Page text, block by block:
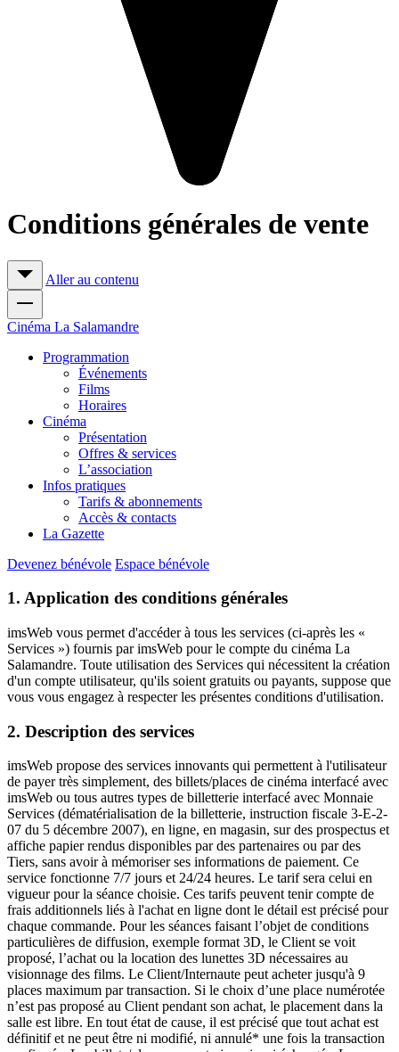
Conditions générales de vente
Aller au contenu
Cinéma La Salamandre
Programmation
Événements
Films
Horaires
Cinéma
Présentation
Offres & services
L’association
Infos pratiques
Tarifs & abonnements
Accès & contacts
La Gazette
Devenez bénévole Espace bénévole
1. Application des conditions générales
imsWeb vous permet d'accéder à tous les services (ci-après les «
Services ») fournis par imsWeb pour le compte du cinéma La
Salamandre. Toute utilisation des Services qui nécessitent la création
d'un compte utilisateur, qu'ils soient gratuits ou payants, suppose que
vous vous engagez à respecter les présentes conditions d'utilisation.
2. Description des services
imsWeb propose des services innovants qui permettent à l'utilisateur
de payer très simplement, des billets/places de cinéma interfacé avec
imsWeb ou tous autres types de billetterie interfacé avec Monnaie
Services (dématérialisation de la billetterie, instruction fiscale 3-E-2-
07 du 5 décembre 2007), en ligne, en magasin, sur des prospectus et
affiche papier rendus disponibles par des partenaires ou par des
Tiers, sans avoir à mémoriser ses informations de paiement. Ce
service fonctionne 7/7 jours et 24/24 heures. Le tarif sera celui en
vigueur pour la séance choisie. Ces tarifs peuvent tenir compte de
frais additionnels liés à l'achat en ligne dont le détail est précisé pour
chaque commande. Pour les séances faisant l’objet de conditions
particulières de diffusion, exemple format 3D, le Client se voit
proposé, l’achat ou la location des lunettes 3D nécessaires au
visionnage des films. Le Client/Internaute peut acheter jusqu'à 9
places maximum par transaction. Si le choix d’une place numérotée
n’est pas proposé au Client pendant son achat, le placement dans la
salle est libre. En tout état de cause, il est précisé que tout achat est
définitif et ne peut être ni modifié, ni annulé* une fois la transaction